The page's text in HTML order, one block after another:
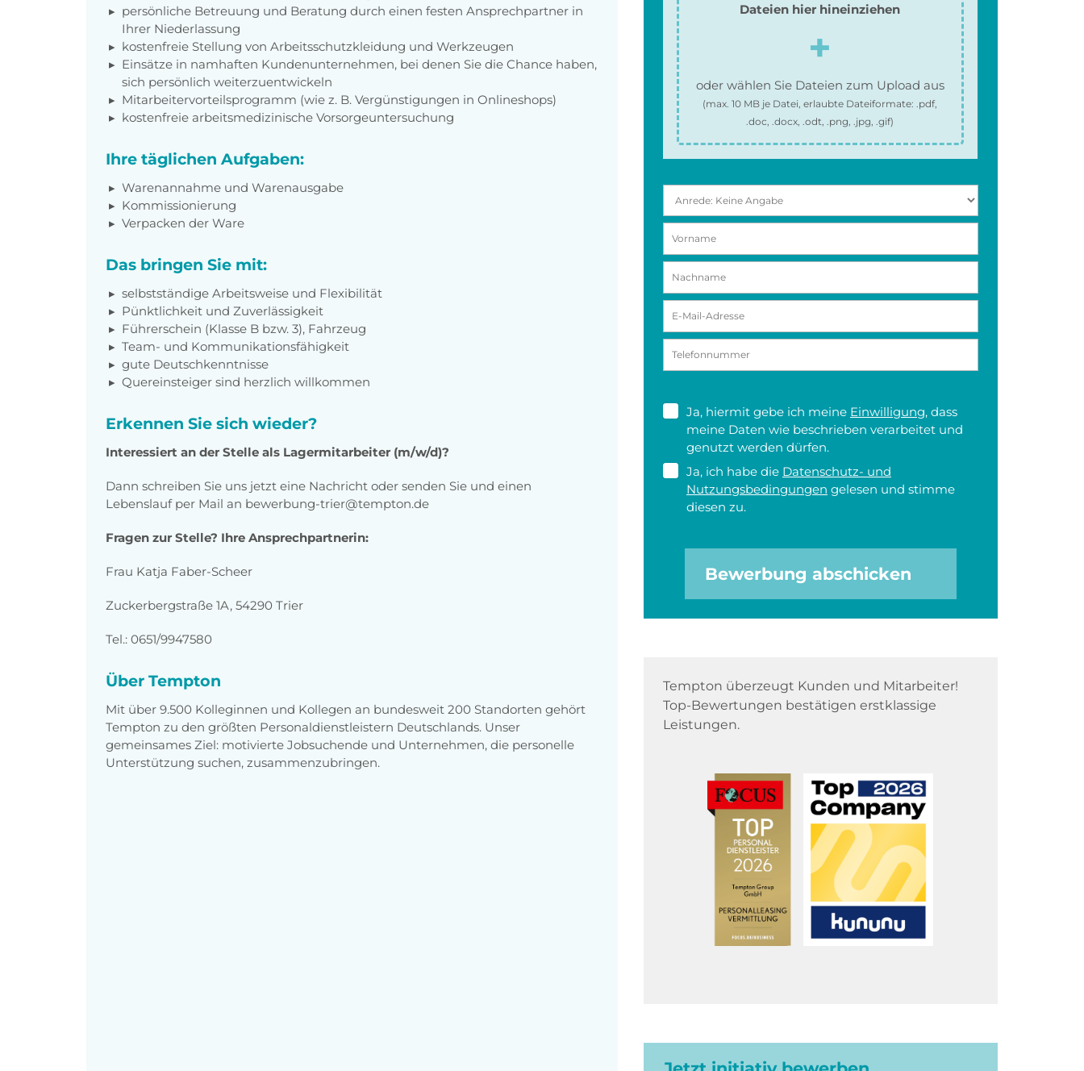
persönliche Betreuung und Beratung durch einen festen Ansprechpartner in
Ihrer Niederlassung
kostenfreie Stellung von Arbeitsschutzkleidung und Werkzeugen
Einsätze in namhaften Kundenunternehmen, bei denen Sie die Chance haben,
sich persönlich weiterzuentwickeln
Mitarbeitervorteilsprogramm (wie z. B. Vergünstigungen in Onlineshops)
kostenfreie arbeitsmedizinische Vorsorgeuntersuchung
Ihre täglichen Aufgaben:
Warenannahme und Warenausgabe
Kommissionierung
Verpacken der Ware
Das bringen Sie mit:
selbstständige Arbeitsweise und Flexibilität
Pünktlichkeit und Zuverlässigkeit
Führerschein (Klasse B bzw. 3), Fahrzeug
Team- und Kommunikationsfähigkeit
gute Deutschkenntnisse
Quereinsteiger sind herzlich willkommen
Erkennen Sie sich wieder?
Interessiert an der Stelle als Lagermitarbeiter (m/w/d)?
Dann schreiben Sie uns jetzt eine Nachricht oder senden Sie und einen
Lebenslauf per Mail an bewerbung-trier@tempton.de
Fragen zur Stelle? Ihre Ansprechpartnerin:
Frau Katja Faber-Scheer
Zuckerbergstraße 1A, 54290 Trier
Tel.: 0651/9947580
Über Tempton
Mit über 9.500 Kolleginnen und Kollegen an bundesweit 200 Standorten gehört
Tempton zu den größten Personaldienstleistern Deutschlands. Unser
gemeinsames Ziel: motivierte Jobsuchende und Unternehmen, die personelle
Unterstützung suchen, zusammenzubringen.
Dateien hier hineinziehen
oder wählen Sie Dateien zum Upload aus
(max.10 MB je Datei, erlaubte Dateiformate:.pdf,
.doc, .docx, .odt, .png, .jpg, .gif)
Ja, hiermit gebe ich meine Einwilligung, dass
meine Daten wie beschrieben verarbeitet und
genutzt werden dürfen.
Ja, ich habe die Datenschutz- und
Nutzungsbedingungen gelesen und stimme
diesen zu.
Bewerbung abschicken
Tempton überzeugt Kunden und Mitarbeiter!
Top-Bewertungen bestätigen erstklassige
Leistungen.